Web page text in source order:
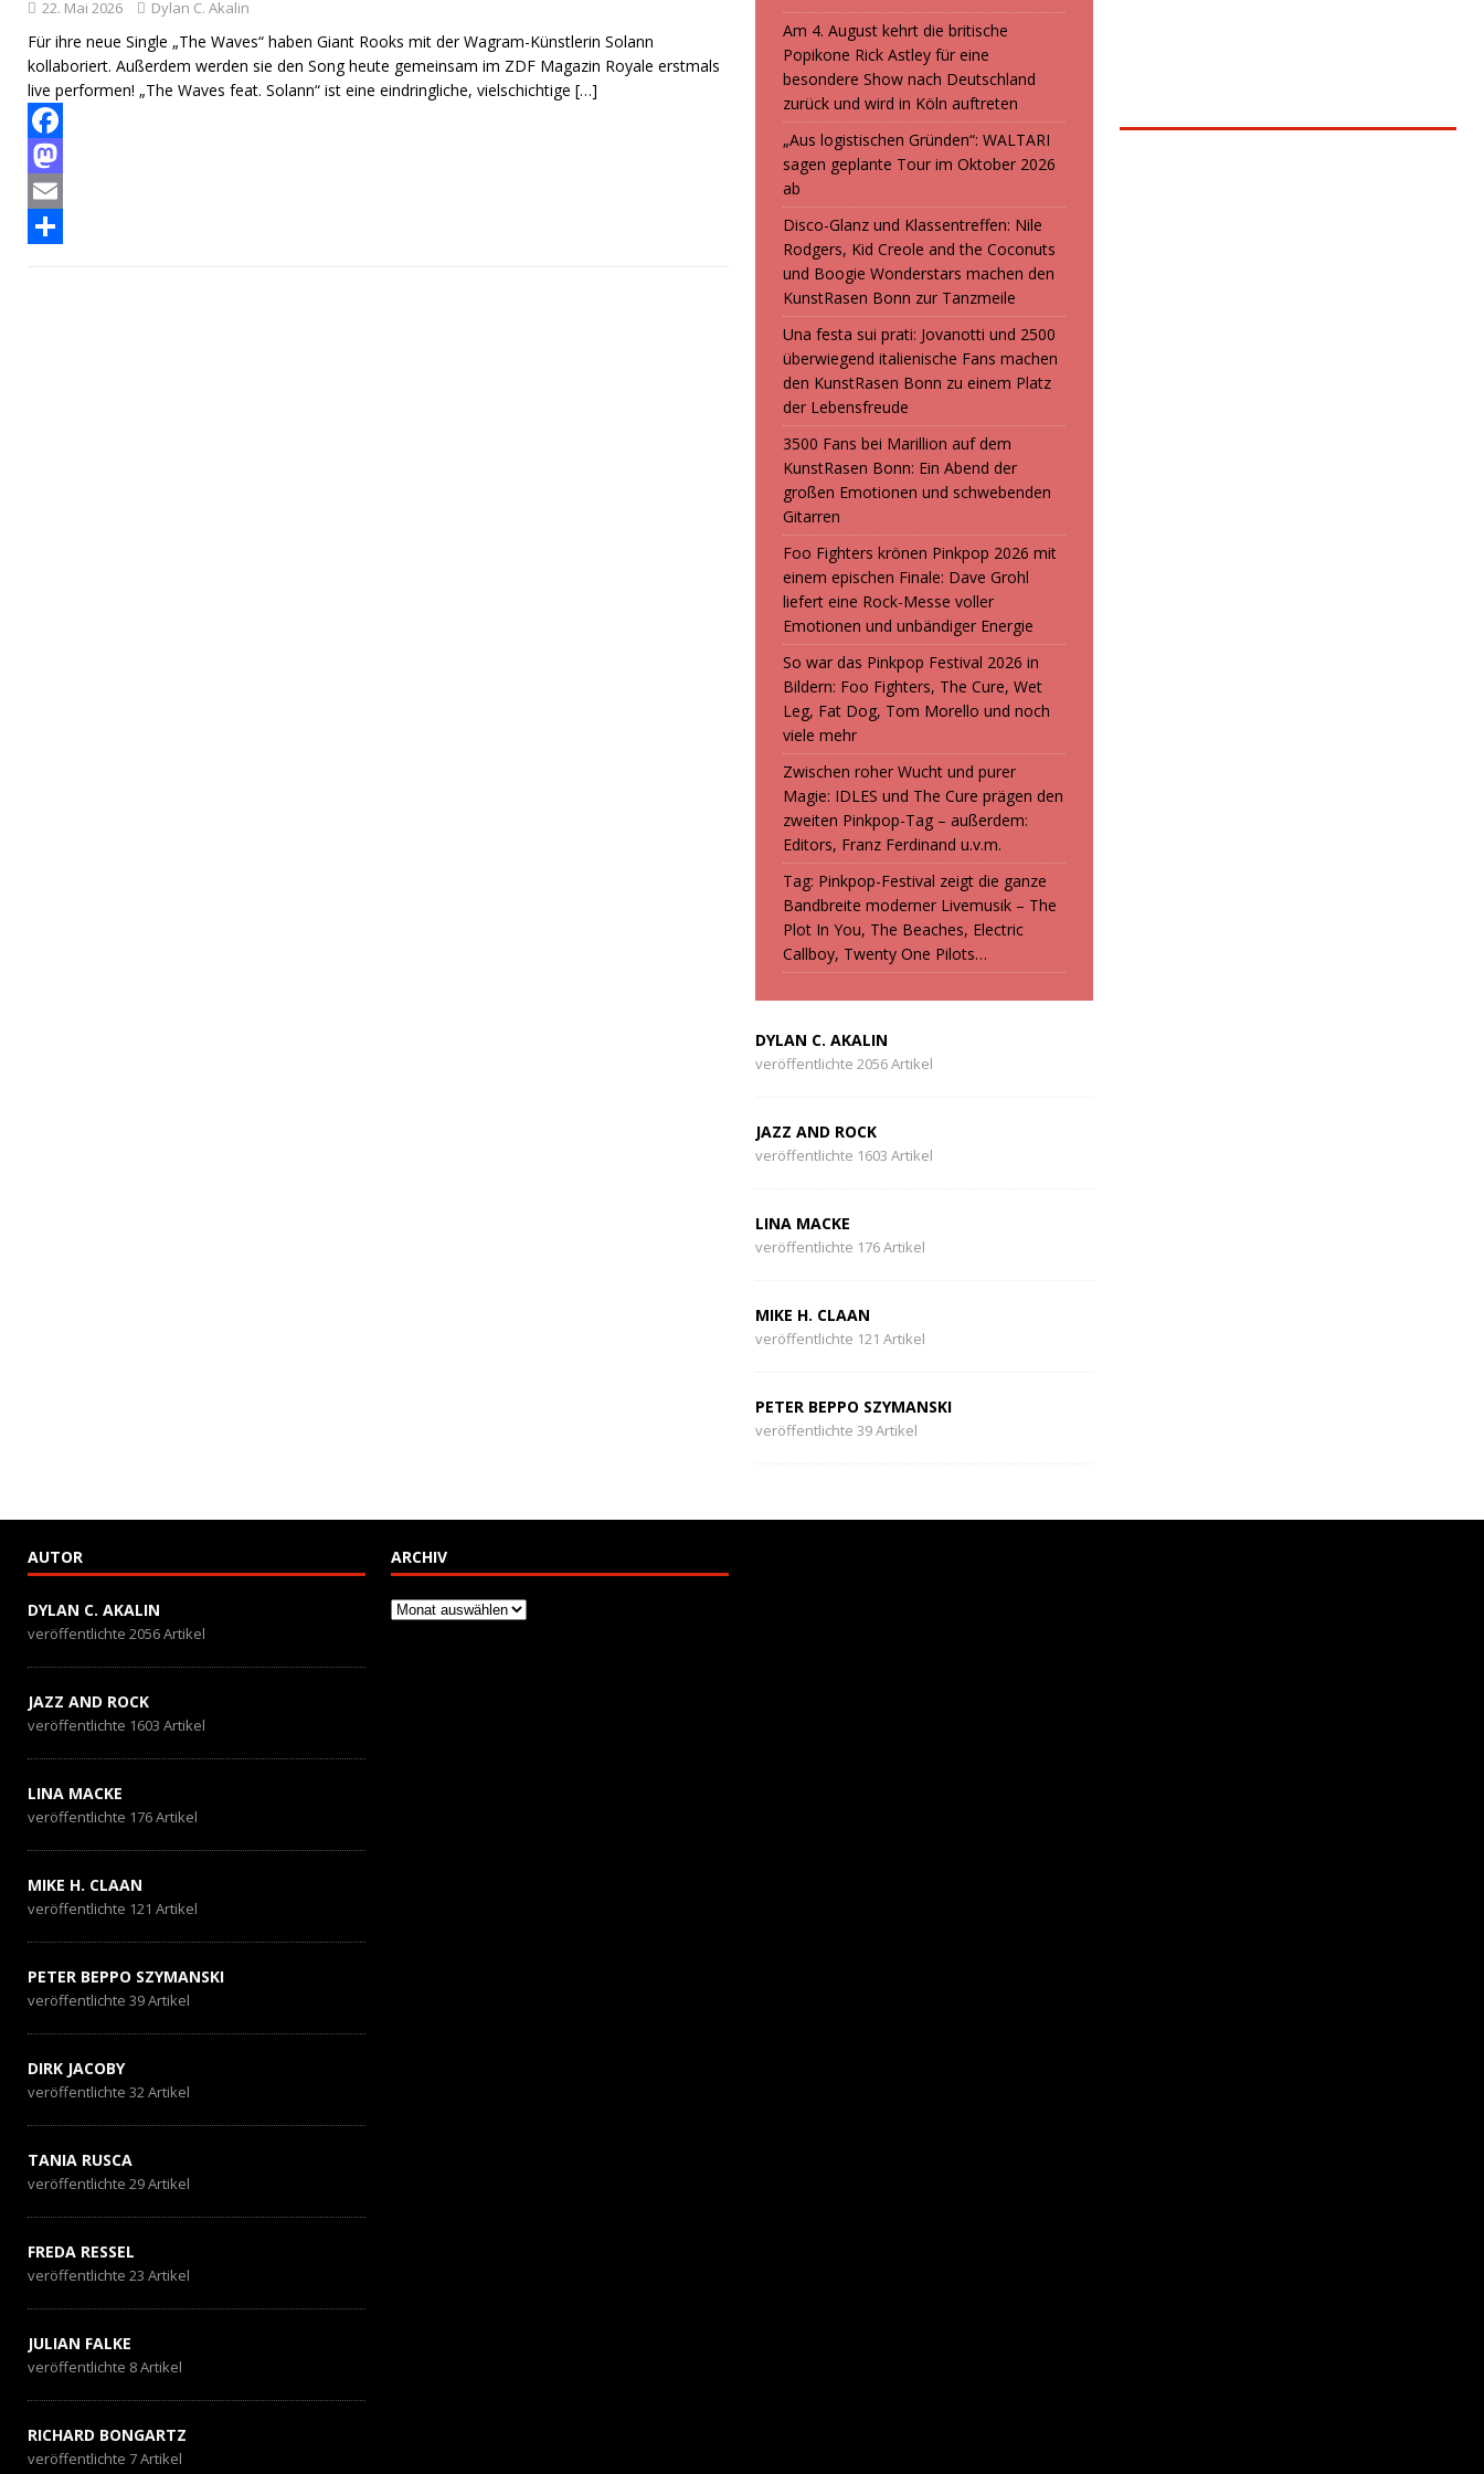
22. Mai 2026 Dylan C. Akalin
Für ihre neue Single „The Waves“ haben Giant Rooks mit der Wagram-Künstlerin Solann
kollaboriert. Außerdem werden sie den Song heute gemeinsam im ZDF Magazin Royale erstmals
live performen! „The Waves feat. Solann“ ist eine eindringliche, vielschichtige […]
F
aM
aE
Am 4. August kehrt die britische
Popikone Rick Astley für eine
besondere Show nach Deutschland
zurück und wird in Köln auftreten
„Aus logistischen Gründen“: WALTARI
sagen geplante Tour im Oktober 2026
ab
Disco-Glanz und Klassentreffen: Nile
Rodgers, Kid Creole and the Coconuts
und Boogie Wonderstars machen den
KunstRasen Bonn zur Tanzmeile
Una festa sui prati: Jovanotti und 2500
überwiegend italienische Fans machen
den KunstRasen Bonn zu einem Platz
der Lebensfreude
3500 Fans bei Marillion auf dem
KunstRasen Bonn: Ein Abend der
großen Emotionen und schwebenden
Gitarren
Foo Fighters krönen Pinkpop 2026 mit
einem epischen Finale: Dave Grohl
liefert eine Rock-Messe voller
Emotionen und unbändiger Energie
So war das Pinkpop Festival 2026 in
Bildern: Foo Fighters, The Cure, Wet
Leg, Fat Dog, Tom Morello und noch
viele mehr
Zwischen roher Wucht und purer
Magie: IDLES und The Cure prägen den
zweiten Pinkpop-Tag – außerdem:
Editors, Franz Ferdinand u.v.m.
Tag: Pinkpop-Festival zeigt die ganze
Bandbreite moderner Livemusik – The
Plot In You, The Beaches, Electric
Callboy, Twenty One Pilots…
DYLAN C. AKALIN
veröffentlichte 2056 Artikel
JAZZ AND ROCK
veröffentlichte 1603 Artikel
LINA MACKE
veröffentlichte 176 Artikel
MIKE H. CLAAN
veröffentlichte 121 Artikel
PETER BEPPO SZYMANSKI
veröffentlichte 39 Artikel
AUTOR
DYLAN C. AKALIN
veröffentlichte 2056 Artikel
JAZZ AND ROCK
veröffentlichte 1603 Artikel
LINA MACKE
veröffentlichte 176 Artikel
MIKE H. CLAAN
veröffentlichte 121 Artikel
PETER BEPPO SZYMANSKI
veröffentlichte 39 Artikel
DIRK JACOBY
veröffentlichte 32 Artikel
TANIA RUSCA
veröffentlichte 29 Artikel
FREDA RESSEL
veröffentlichte 23 Artikel
JULIAN FALKE
veröffentlichte 8 Artikel
RICHARD BONGARTZ
veröffentlichte 7 Artikel
ARCHIV
Archiv